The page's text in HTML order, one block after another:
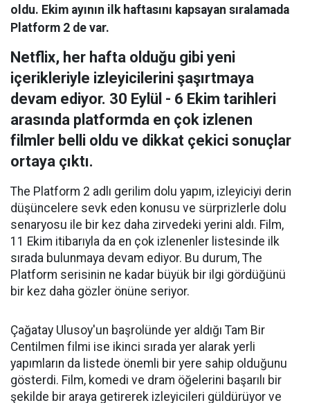
oldu. Ekim ayının ilk haftasını kapsayan sıralamada
Platform 2 de var.
Netflix, her hafta olduğu gibi yeni
içerikleriyle izleyicilerini şaşırtmaya
devam ediyor. 30 Eylül - 6 Ekim tarihleri
arasında platformda en çok izlenen
filmler belli oldu ve dikkat çekici sonuçlar
ortaya çıktı.
The Platform 2 adlı gerilim dolu yapım, izleyiciyi derin
düşüncelere sevk eden konusu ve sürprizlerle dolu
senaryosu ile bir kez daha zirvedeki yerini aldı. Film,
11 Ekim itibarıyla da en çok izlenenler listesinde ilk
sırada bulunmaya devam ediyor. Bu durum, The
Platform serisinin ne kadar büyük bir ilgi gördüğünü
bir kez daha gözler önüne seriyor.
Çağatay Ulusoy'un başrolünde yer aldığı Tam Bir
Centilmen filmi ise ikinci sırada yer alarak yerli
yapımların da listede önemli bir yere sahip olduğunu
gösterdi. Film, komedi ve dram öğelerini başarılı bir
şekilde bir araya getirerek izleyicileri güldürüyor ve